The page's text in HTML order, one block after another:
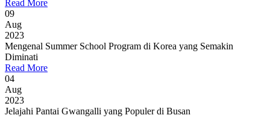
Read More
09
Aug
2023
Mengenal Summer School Program di Korea yang Semakin
Diminati
Read More
04
Aug
2023
Jelajahi Pantai Gwangalli yang Populer di Busan